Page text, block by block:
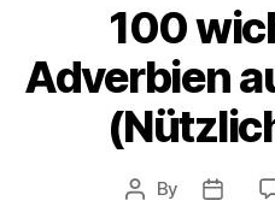
100
Adverbien
Post
By
Post